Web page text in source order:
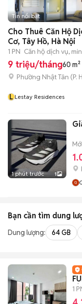
Tin nổi bật
Cho Thuê Căn Hộ
Cơ, Tây Hồ, Hà Nội
1 PN Căn hộ dịch vụ,
9 triệu/tháng60 m²
Phường Nhật Tân (P.
L Lestay Residences
1 phút trước 1
Mới
Bạn cần tìm dung
Dung lượng: 64 GB
1